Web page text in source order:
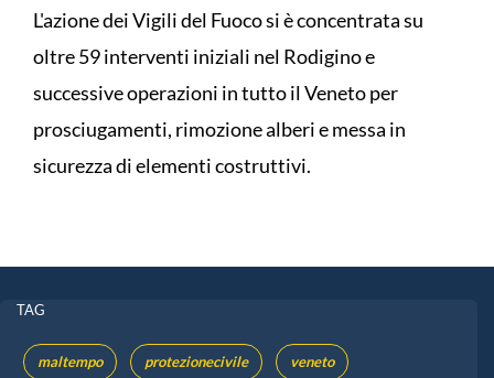
L'azione dei Vigili del Fuoco si è concentrata su
oltre 59 interventi iniziali nel Rodigino e
successive operazioni in tutto il Veneto per
prosciugamenti, rimozione alberi e messa in
sicurezza di elementi costruttivi.
TAG
maltempo protezionecivile veneto